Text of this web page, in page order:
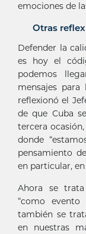
emociones de
Otras
Defender la
es hoy el
podemos
mensajes
reflexionó el
de que Cuba
tercera
donde
pensamiento
en particular, en
Ahora se
“como evento
también se
en nuestras